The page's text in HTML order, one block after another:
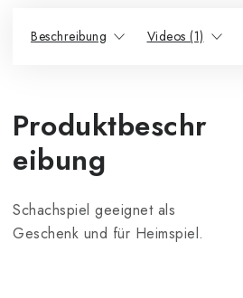
Beschreibung Videos (1)
Produktbeschr
eibung
Schachspiel geeignet als
Geschenk und für Heimspiel.